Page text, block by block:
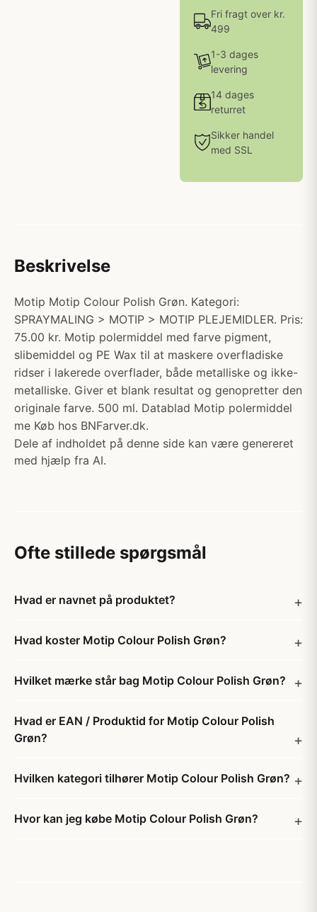
Fri fragt over kr.
499
1-3 dages
levering
14 dages
returret
Sikker handel
med SSL
Beskrivelse
Motip Motip Colour Polish Grøn. Kategori:
SPRAYMALING > MOTIP > MOTIP PLEJEMIDLER. Pris:
75.00 kr. Motip polermiddel med farve pigment,
slibemiddel og PE Wax til at maskere overfladiske
ridser i lakerede overflader, både metalliske og ikke-
metalliske. Giver et blank resultat og genopretter den
originale farve. 500 ml. Datablad Motip polermiddel
me Køb hos BNFarver.dk.
Dele af indholdet på denne side kan være genereret
med hjælp fra AI.
Ofte stillede spørgsmål
Hvad er navnet på produktet?
Hvad koster Motip Colour Polish Grøn?
Hvilket mærke står bag Motip Colour Polish Grøn?
Hvad er EAN / Produktid for Motip Colour Polish
Grøn?
Hvilken kategori tilhører Motip Colour Polish Grøn?
Hvor kan jeg købe Motip Colour Polish Grøn?